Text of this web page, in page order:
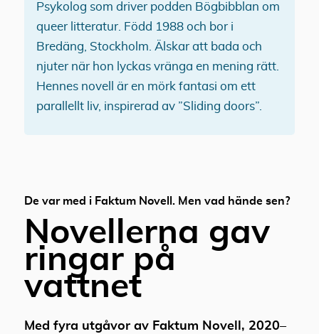
Psykolog som driver podden Bögbibblan om
queer litteratur. Född 1988 och bor i
Bredäng, Stockholm. Älskar att bada och
njuter när hon lyckas vränga en mening rätt.
Hennes novell är en mörk fantasi om ett
parallellt liv, inspirerad av ”Sliding doors”.
De var med i Faktum Novell. Men vad hände sen?
Novellerna gav
ringar på
vattnet
Med fyra utgåvor av Faktum Novell, 2020–